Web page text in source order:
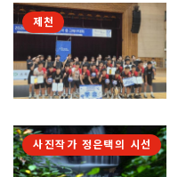
제천
사진작가 정은택의 시선